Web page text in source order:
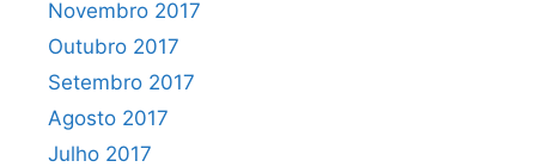
Novembro 2017
Outubro 2017
Setembro 2017
Agosto 2017
Julho 2017